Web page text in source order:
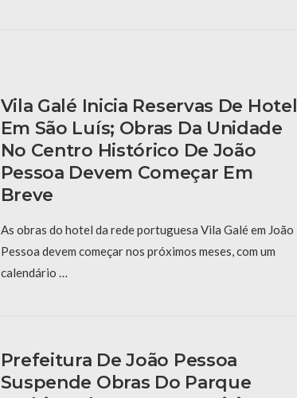
Vila Galé Inicia Reservas De Hotel
Em São Luís; Obras Da Unidade
No Centro Histórico De João
Pessoa Devem Começar Em
Breve
As obras do hotel da rede portuguesa Vila Galé em João
Pessoa devem começar nos próximos meses, com um
calendário …
Prefeitura De João Pessoa
Suspende Obras Do Parque